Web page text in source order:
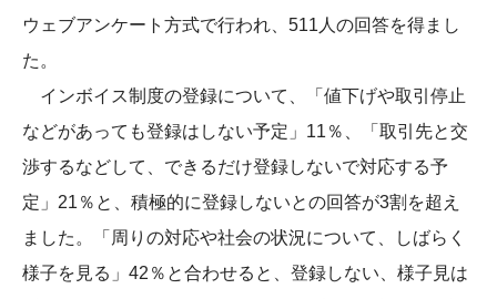
ウェブアンケート方式で行われ、511人の回答を得まし
た。
インボイス制度の登録について、「値下げや取引停止
などがあっても登録はしない予定」11％、「取引先と交
渉するなどして、できるだけ登録しないで対応する予
定」21％と、積極的に登録しないとの回答が3割を超え
ました。「周りの対応や社会の状況について、しばらく
様子を見る」42％と合わせると、登録しない、様子見は